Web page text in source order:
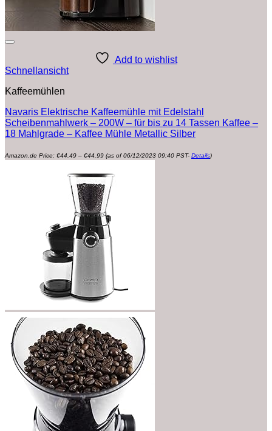
Add to wishlist
Schnellansicht
Kaffeemühlen
Navaris Elektrische Kaffeemühle mit Edelstahl
Scheibenmahlwerk – 200W – für bis zu 14 Tassen Kaffee –
18 Mahlgrade – Kaffee Mühle Metallic Silber
Amazon.de Price: €44.49 – €44.99
Preisspanne:
€44.49
€44.99
(as of 06/12/2023 09:40 PST- Details)